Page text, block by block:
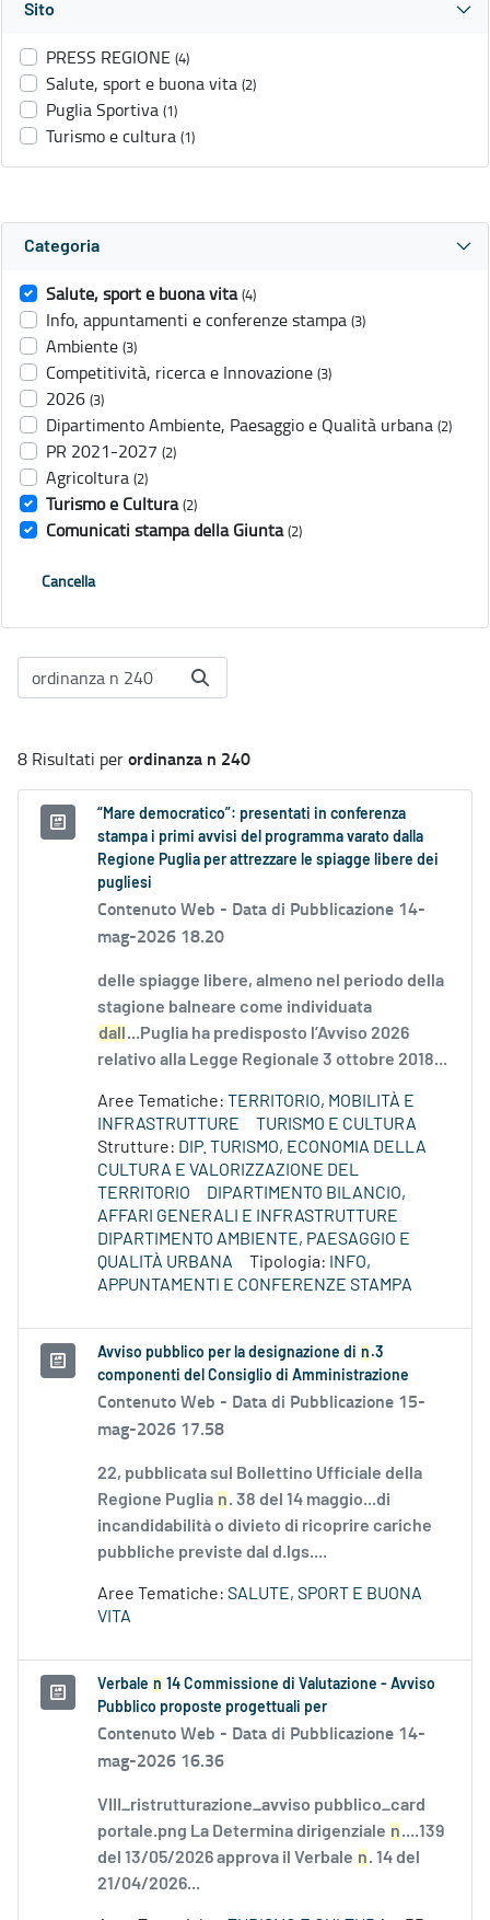
Sito
PRESS REGIONE (4)
Salute, sport e buona vita (2)
Puglia Sportiva (1)
Turismo e cultura (1)
Categoria
Salute, sport e buona vita (4)
Info, appuntamenti e conferenze stampa (3)
Ambiente (3)
Competitività, ricerca e Innovazione (3)
2026 (3)
Dipartimento Ambiente, Paesaggio e Qualità urbana (2)
PR 2021-2027 (2)
Agricoltura (2)
Turismo e Cultura (2)
Comunicati stampa della Giunta (2)
Cancella
8 Risultati perordinanza n 240
“Mare democratico”: presentati in conferenza
stampa i primi avvisi del programma varato dalla
Regione Puglia per attrezzare le spiagge libere dei
pugliesi
Contenuto Web - Data di Pubblicazione 14-
mag-2026 18.20
delle spiagge libere, almeno nel periodo della
stagione balneare come individuata
dall
...Puglia ha predisposto l’Avviso 2026
relativo alla Legge Regionale 3 ottobre 2018...
Aree Tematiche: TERRITORIO, MOBILITÀ E
INFRASTRUTTURE
TURISMO E CULTURA
Strutture: DIP. TURISMO, ECONOMIA DELLA
CULTURA E VALORIZZAZIONE DEL
TERRITORIO
DIPARTIMENTO BILANCIO,
AFFARI GENERALI E INFRASTRUTTURE
DIPARTIMENTO AMBIENTE, PAESAGGIO E
QUALITÀ URBANA
Tipologia:
INFO,
APPUNTAMENTI E CONFERENZE STAMPA
Avviso pubblico per la designazione di n .3
componenti del Consiglio di Amministrazione
Contenuto Web - Data di Pubblicazione 15-
mag-2026 17.58
22, pubblicata sul Bollettino Ufficiale della
Regione Puglia n. 38 del 14 maggio...di
incandidabilità o divieto di ricoprire cariche
pubbliche previste dal d.lgs....
Aree Tematiche: SALUTE, SPORT E BUONA
VITA
Verbale n 14 Commissione di Valutazione - Avviso
Pubblico proposte progettuali per
Contenuto Web - Data di Pubblicazione 14-
mag-2026 16.36
VIII_ristrutturazione_avviso pubblico_card
portale.png La Determina dirigenziale n....139
del 13/05/2026 approva il Verbale n. 14 del
21/04/2026...